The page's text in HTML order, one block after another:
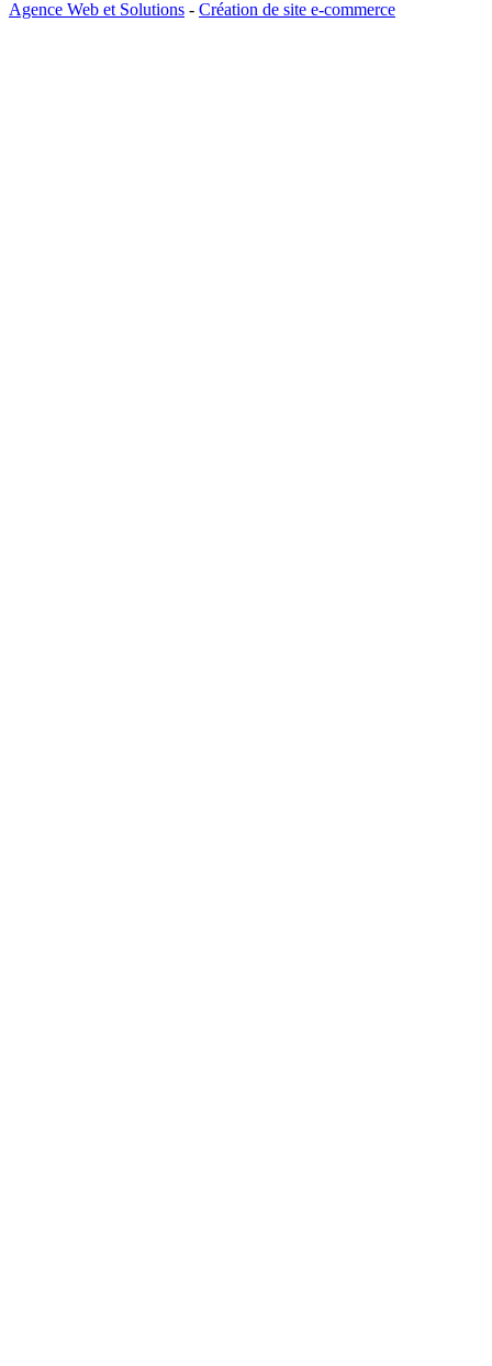
Agence Web et Solutions - Création de site e-commerce